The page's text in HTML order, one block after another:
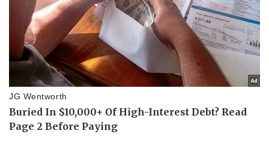
Thể thao
Bóng đá
Lịch thi đấu bóng đá
Thế giới thể thao
Hậu trường
Ô tô - Xe máy
Ô tô
Xe máy